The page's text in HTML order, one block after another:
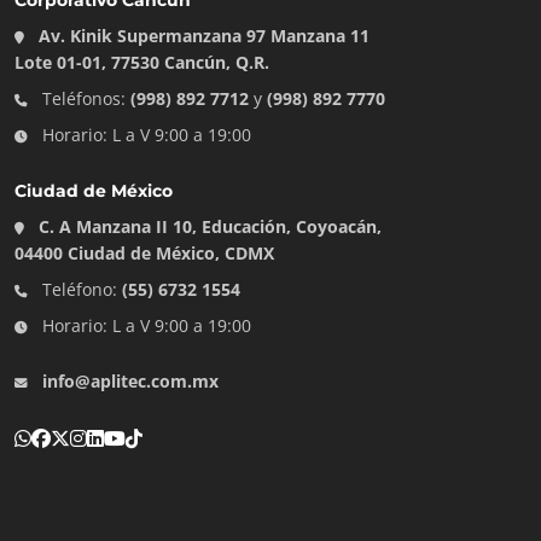
Av. Kinik Supermanzana 97 Manzana 11
Lote 01-01, 77530 Cancún, Q.R.
Teléfonos: (998) 892 7712y (998) 892 7770
Horario: L a V 9:00 a 19:00
Ciudad de México
C. A Manzana II 10, Educación, Coyoacán,
04400 Ciudad de México, CDMX
Teléfono: (55) 6732 1554
Horario: L a V 9:00 a 19:00
info@aplitec.com.mx